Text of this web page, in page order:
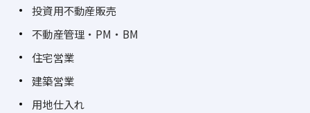
投資用不動産販売
不動産管理・PM・BM
住宅営業
建築営業
用地仕入れ